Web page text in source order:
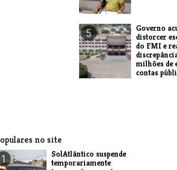
5
Governo
distorcer
do FMI e
milhões de
contas
no site
1
SolAtlântico suspende
temporariamente